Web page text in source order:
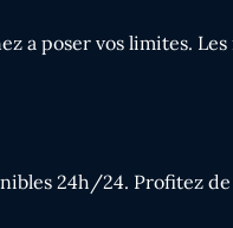
a poser vos limites.
24h/24. Profitez de